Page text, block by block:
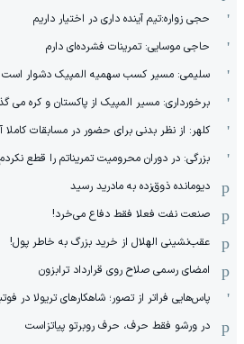
حجی زواره:تیم آینده داری در اختیار داریم
حاجی موسایی: تمرینات فشرده‌ای دارم
سلیمی: مسیر کسب سهمیه المپیک دشوار است
برخورداری: مسیر المپیک از پاکستان و کره می
کلهر: از نظر بدنی برای حضور در مسابقات کاملا
بزرگی: در دوران محرومیت تمریناتم را قطع نکردم
دیومانده ذوق‌زده به مادرید رسید
صنعت نفت فعلا فقط دفاع می‌خرد!
عقب‌نشینی الهلال از خرید بزرگ به خاطر پول!
امضای رسمی صلاح روی قرارداد ترابزون
پاس‌هایی فراتر از تصور؛ شاهکارهای تریولا در
در ورشو فقط حرف، حرف روبرتو پیاتزاست